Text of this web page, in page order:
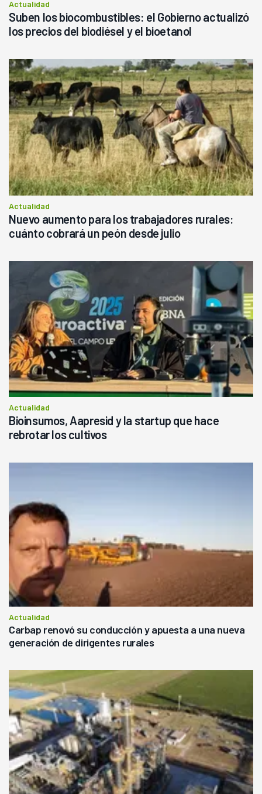
Actualidad
Suben los biocombustibles: el Gobierno actualizó
los precios del biodiésel y el bioetanol
Actualidad
Nuevo aumento para los trabajadores rurales:
cuánto cobrará un peón desde julio
Actualidad
Bioinsumos, Aapresid y la startup que hace
rebrotar los cultivos
Actualidad
Carbap renovó su conducción y apuesta a una nueva
generación de dirigentes rurales